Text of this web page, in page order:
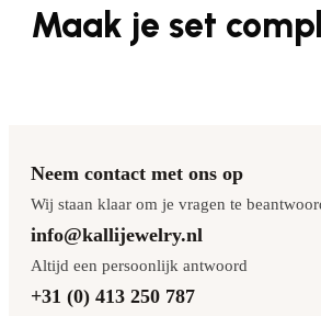
Maak je set
Neem contact met ons op
Wij staan klaar om je vragen te
info@kallijewelry.nl
Altijd een persoonlijk antwoord
+31 (0) 413 250 787